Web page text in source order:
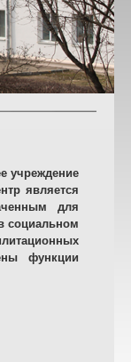
учреждение
является
для
социальном
функции